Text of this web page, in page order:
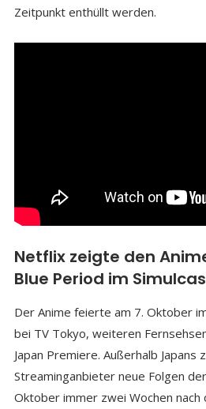
Zeitpunkt enthüllt werden.
Netflix zeigte den
Blue Period im
Der Anime feierte am 7. Oktober
bei TV Tokyo, weiteren
Japan Premiere. Außerhalb Japans
Streaminganbieter neue Folgen
Oktober immer zwei Wochen nach